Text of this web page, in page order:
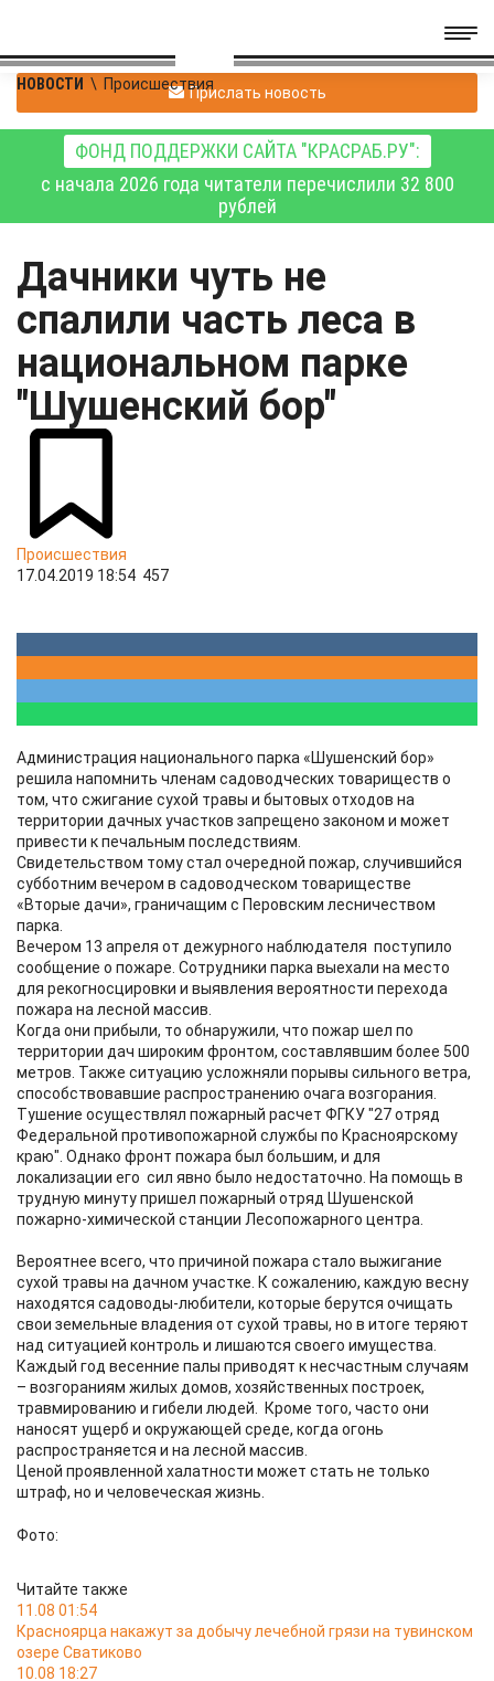
НОВОСТИ \ ПроисшествияПрислать новость
ФОНД ПОДДЕРЖКИ САЙТА "КРАСРАБ.РУ":
с начала 2026 года читатели перечислили 32 800
рублей
Дачники чуть не
спалили часть леса в
национальном парке
"Шушенский бор"
Происшествия
17.04.2019 18:54 457
Администрация национального парка «Шушенский бор»
решила напомнить членам садоводческих товариществ о
том, что сжигание сухой травы и бытовых отходов на
территории дачных участков запрещено законом и может
привести к печальным последствиям.
Свидетельством тому стал очередной пожар, случившийся
субботним вечером в садоводческом товариществе
«Вторые дачи», граничащим с Перовским лесничеством
парка.
Вечером 13 апреля от дежурного наблюдателя поступило
сообщение о пожаре. Сотрудники парка выехали на место
для рекогносцировки и выявления вероятности перехода
пожара на лесной массив.
Когда они прибыли, то обнаружили, что пожар шел по
территории дач широким фронтом, составлявшим более 500
метров. Также ситуацию усложняли порывы сильного ветра,
способствовавшие распространению очага возгорания.
Тушение осуществлял пожарный расчет ФГКУ "27 отряд
Федеральной противопожарной службы по Красноярскому
краю". Однако фронт пожара был большим, и для
локализации его сил явно было недостаточно. На помощь в
трудную минуту пришел пожарный отряд Шушенской
пожарно-химической станции Лесопожарного центра.
Вероятнее всего, что причиной пожара стало выжигание
сухой травы на дачном участке. К сожалению, каждую весну
находятся садоводы-любители, которые берутся очищать
свои земельные владения от сухой травы, но в итоге теряют
над ситуацией контроль и лишаются своего имущества.
Каждый год весенние палы приводят к несчастным случаям
– возгораниям жилых домов, хозяйственных построек,
травмированию и гибели людей. Кроме того, часто они
наносят ущерб и окружающей среде, когда огонь
распространяется и на лесной массив.
Ценой проявленной халатности может стать не только
штраф, но и человеческая жизнь.
Фото:
Читайте также
11.08 01:54
Красноярца накажут за добычу лечебной грязи на тувинском
озере Сватиково
10.08 18:27